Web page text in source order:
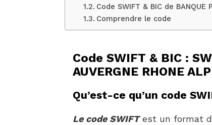
Code SWIFT & BIC de BANQUE
Comprendre le code
Code SWIFT & BIC :
AUVERGNE RHONE
Qu’est-ce qu’un code
Le code SWIFTest un format